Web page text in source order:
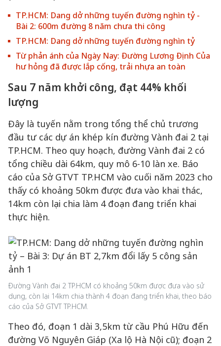
TP.HCM: Dang dở những tuyến đường nghìn tỷ -
Bài 2: 600m đường 8 năm chưa thi công
TP.HCM: Dang dở những tuyến đường nghìn tỷ
Từ phản ánh của Ngày Nay: Đường Lương Định Của
hư hỏng đã được lắp cống, trải nhựa an toàn
Sau 7 năm khởi công, đạt 44% khối
lượng
Đây là tuyến nằm trong tổng thể chủ trương
đầu tư các dự án khép kín đường Vành đai 2 tại
TP.HCM. Theo quy hoạch, đường Vành đai 2 có
tổng chiều dài 64km, quy mô 6-10 làn xe. Báo
cáo của Sở GTVT TP.HCM vào cuối năm 2023 cho
thấy có khoảng 50km được đưa vào khai thác,
14km còn lại chia làm 4 đoạn đang triển khai
thực hiện.
Đường Vành đai 2 TP.HCM có khoảng 50km được đưa vào sử
dụng, còn lại 14km chia thành 4 đoạn đang triển khai, theo báo
cáo của Sở GTVT TP.HCM.
Theo đó, đoạn 1 dài 3,5km từ cầu Phú Hữu đến
đường Võ Nguyên Giáp (Xa lộ Hà Nội cũ); đoạn 2